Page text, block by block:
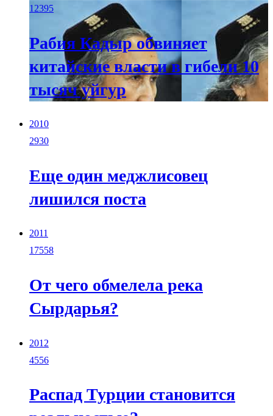
12395
Рабия Кадыр обвиняет
китайские власти в гибели 10
тысяч уйгур
2010
2930
Еще один меджлисовец
лишился поста
2011
17558
От чего обмелела река
Сырдарья?
2012
4556
Распад Турции становится